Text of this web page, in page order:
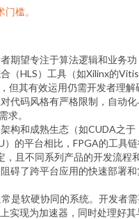
槛。
期望专注于算法逻辑和业务功
（HLS）工具（如Xilinx的Vitis
但其有效运用仍需开发者理解
代码风格有严格限制，自动化
求。
构和成熟生态（如CUDA之于
的平台相比，FPGA的工具
且不同系列产品的开发流程
碍了跨平台应用的快速部署和
是软硬协同的系统。开发者
实现为加速器，同时处理好其